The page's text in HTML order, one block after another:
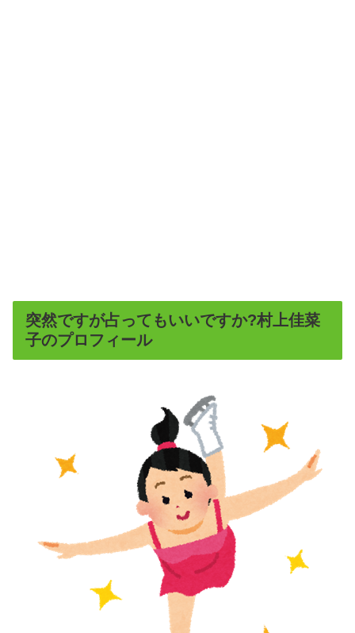
突然ですが占ってもいいですか?村上佳菜
子のプロフィール